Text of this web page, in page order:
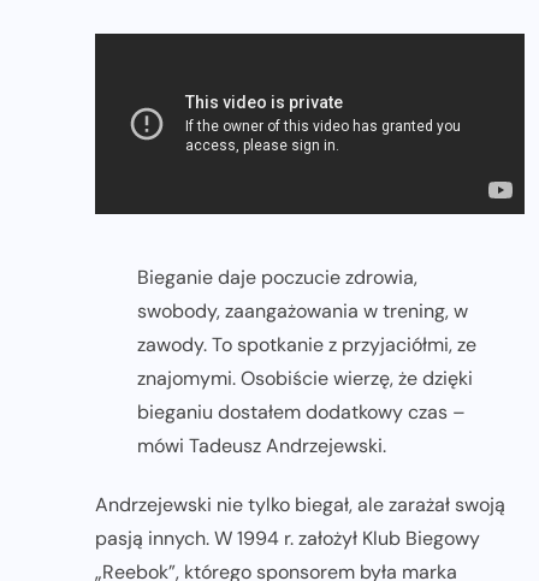
Bieganie daje poczucie zdrowia,
swobody, zaangażowania w trening, w
zawody. To spotkanie z przyjaciółmi, ze
znajomymi. Osobiście wierzę, że dzięki
bieganiu dostałem dodatkowy czas –
mówi Tadeusz Andrzejewski.
Andrzejewski nie tylko biegał, ale zarażał swoją
pasją innych. W 1994 r. założył Klub Biegowy
„Reebok”, którego sponsorem była marka